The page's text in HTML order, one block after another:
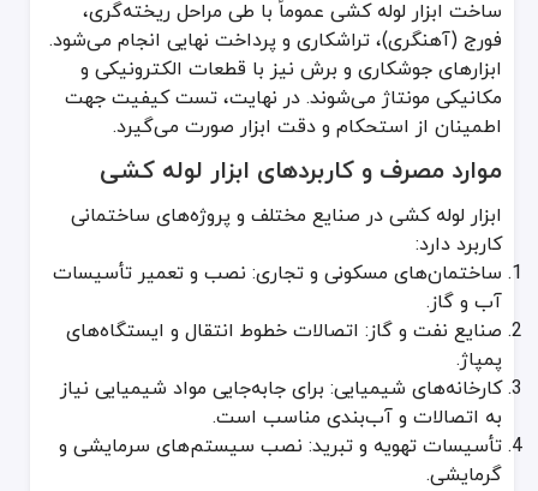
ساخت ابزار لوله کشی عموماً با طی مراحل ریخته‌گری،
فورج (آهنگری)، تراشکاری و پرداخت نهایی انجام می‌شود.
ابزارهای جوشکاری و برش نیز با قطعات الکترونیکی و
مکانیکی مونتاژ می‌شوند. در نهایت، تست کیفیت جهت
اطمینان از استحکام و دقت ابزار صورت می‌گیرد.
موارد مصرف و کاربردهای ابزار لوله کشی
ابزار لوله کشی در صنایع مختلف و پروژه‌های ساختمانی
کاربرد دارد:
ساختمان‌های مسکونی و تجاری: نصب و تعمیر تأسیسات
آب و گاز.
صنایع نفت و گاز: اتصالات خطوط انتقال و ایستگاه‌های
پمپاژ.
کارخانه‌های شیمیایی: برای جابه‌جایی مواد شیمیایی نیاز
به اتصالات و آب‌بندی مناسب است.
تأسیسات تهویه و تبرید: نصب سیستم‌های سرمایشی و
گرمایشی.